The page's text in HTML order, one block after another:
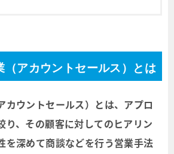
（アカウントセールス）とは
カウントセールス）とは、アプロ
り、その顧客に対してのヒアリン
を深めて商談などを行う営業手法